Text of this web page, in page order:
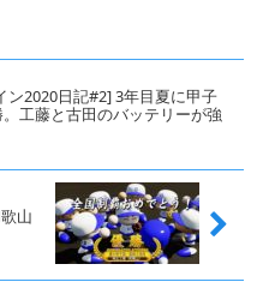
ン2020日記#2] 3年目夏に甲子
工藤と古田のバッテリーが強
山